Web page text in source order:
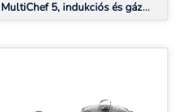
MultiChef 5, indukciós és gáz
tűzhely, 5 főzőzóna, 3 gázégő, 2